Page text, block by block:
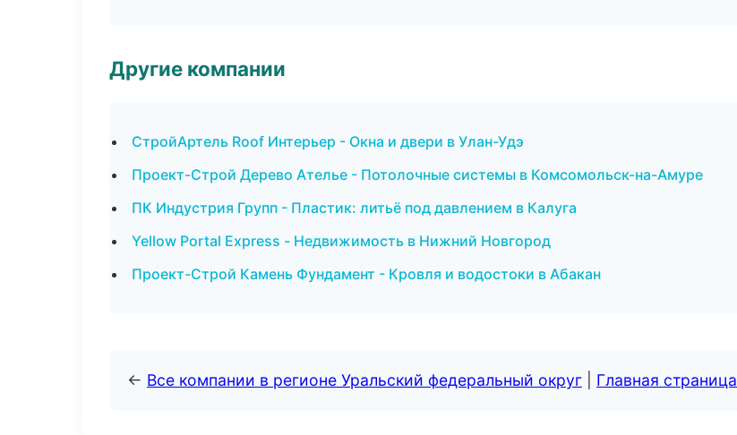
Другие компании
СтройАртель Roof Интерьер - Окна и двери в Улан-Удэ
Проект-Строй Дерево Ателье - Потолочные системы в Комсомольск-на-Амуре
ПК Индустрия Групп - Пластик: литьё под давлением в Калуга
Yellow Portal Express - Недвижимость в Нижний Новгород
Проект-Строй Камень Фундамент - Кровля и водостоки в Абакан
← Все компании в регионе Уральский федеральный округ Главная страница